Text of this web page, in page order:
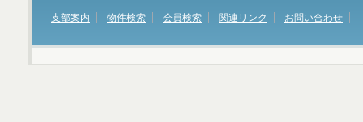
支部案内 物件検索 会員検索 関連リンク お問い合わせ